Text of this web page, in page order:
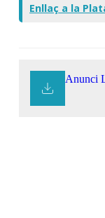
Enllaç a la
Anunci